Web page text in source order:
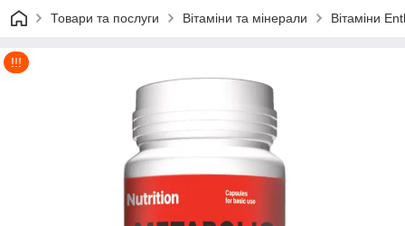
Товари та послуги Вітаміни та мінерали Вітаміни
!!!